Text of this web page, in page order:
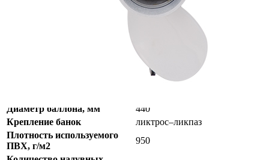
моторно-гребная
Диаметр баллона, мм
440
Крепление банок
ликтрос–ликпаз
Плотность используемого
ПВХ, г/м2
950